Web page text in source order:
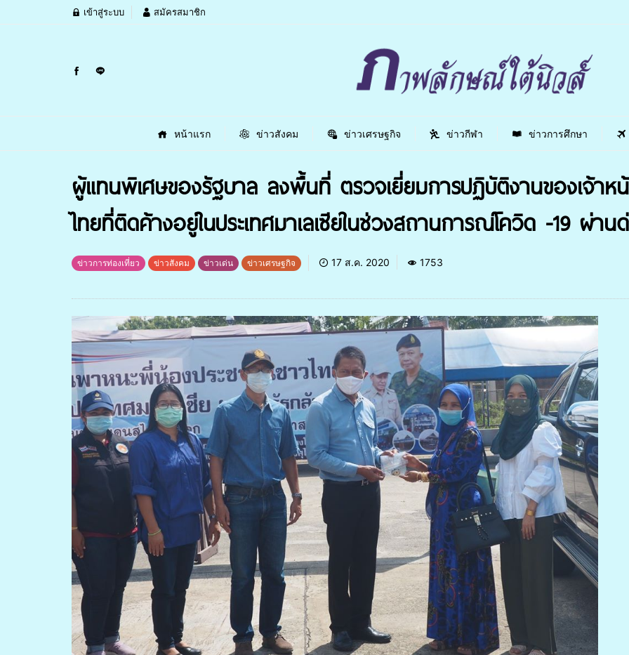
เข้าสู่ระบบ สมัครสมาชิก
หน้าแรก ข่าวสังคม ข่าวเศรษฐกิจ ข่าวกีฬา ข่าวการศึกษา
ผู้แทนพิเศษของรัฐบาล ลงพื้นที่ ตรวจเยี่ยมการปฏิบัติงานของเจ้าห
ไทยที่ติดค้างอยู่ในประเทศมาเลเซียในช่วงสถานการณ์โควิด -19 ผ่าน
ข่าวการท่องเที่ยว ข่าวสังคม ข่าวเด่น ข่าวเศรษฐกิจ 17 ส.ค. 2020 1753